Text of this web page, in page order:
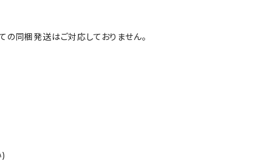
同梱発送はご対応しておりません。